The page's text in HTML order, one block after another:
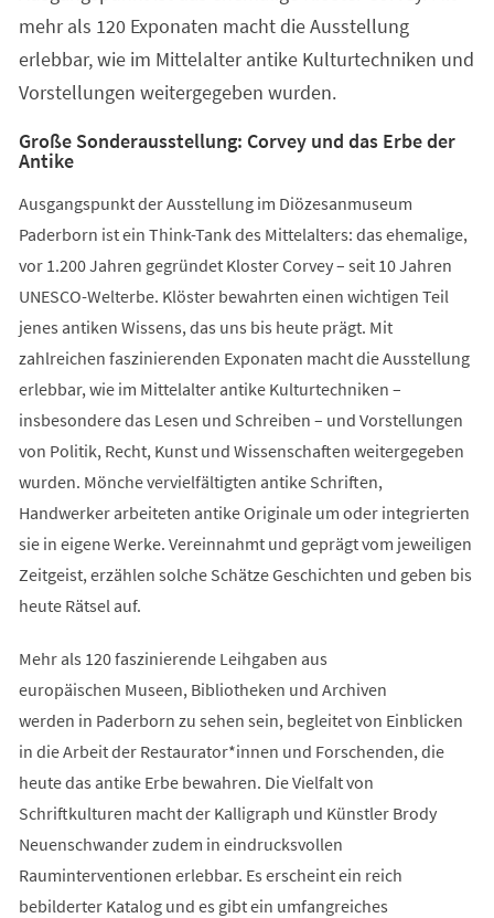
Tab)
mehr als 120 Exponaten macht die Ausstellung
erlebbar, wie im Mittelalter antike Kulturtechniken und
Vorstellungen weitergegeben wurden.
Große Sonderausstellung: Corvey und das Erbe der
Antike
Ausgangspunkt der Ausstellung im Diözesanmuseum
Paderborn ist ein Think-Tank des Mittelalters: das ehemalige,
vor 1.200 Jahren gegründet Kloster Corvey – seit 10 Jahren
UNESCO-Welterbe. Klöster bewahrten einen wichtigen Teil
jenes antiken Wissens, das uns bis heute prägt. Mit
zahlreichen faszinierenden Exponaten macht die Ausstellung
erlebbar, wie im Mittelalter antike Kulturtechniken –
insbesondere das Lesen und Schreiben – und Vorstellungen
von Politik, Recht, Kunst und Wissenschaften weitergegeben
wurden. Mönche vervielfältigten antike Schriften,
Handwerker arbeiteten antike Originale um oder integrierten
sie in eigene Werke. Vereinnahmt und geprägt vom jeweiligen
Zeitgeist, erzählen solche Schätze Geschichten und geben bis
heute Rätsel auf.
Mehr als 120 faszinierende Leihgaben aus
europäischen Museen, Bibliotheken und Archiven
werden in Paderborn zu sehen sein, begleitet von Einblicken
in die Arbeit der Restaurator*innen und Forschenden, die
heute das antike Erbe bewahren. Die Vielfalt von
Schriftkulturen macht der Kalligraph und Künstler Brody
Neuenschwander zudem in eindrucksvollen
Rauminterventionen erlebbar. Es erscheint ein reich
bebilderter Katalog und es gibt ein umfangreiches